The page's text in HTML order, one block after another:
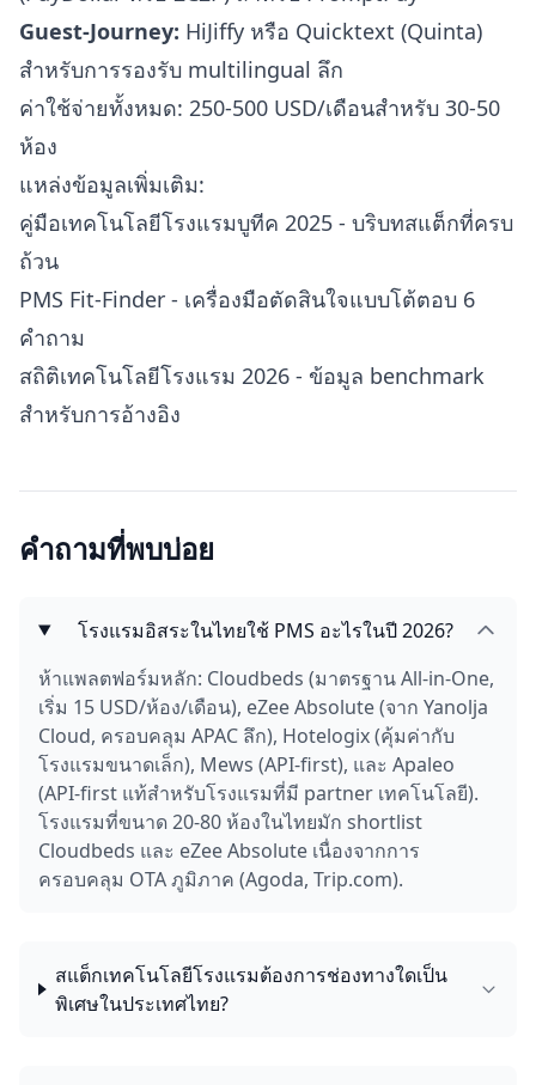
Guest-Journey: HiJiffy หรือ Quicktext (Quinta)
สำหรับการรองรับ multilingual ลึก
ค่าใช้จ่ายทั้งหมด: 250-500 USD/เดือนสำหรับ 30-50
ห้อง
แหล่งข้อมูลเพิ่มเติม:
คู่มือเทคโนโลยีโรงแรมบูทีค 2025 - บริบทสแต็กที่ครบ
ถ้วน
PMS Fit-Finder - เครื่องมือตัดสินใจแบบโต้ตอบ 6
คำถาม
สถิติเทคโนโลยีโรงแรม 2026 - ข้อมูล benchmark
สำหรับการอ้างอิง
คำถามที่พบบ่อย
โรงแรมอิสระในไทยใช้ PMS อะไรในปี 2026?
ห้าแพลตฟอร์มหลัก: Cloudbeds (มาตรฐาน All-in-One,
เริ่ม 15 USD/ห้อง/เดือน), eZee Absolute (จาก Yanolja
Cloud, ครอบคลุม APAC ลึก), Hotelogix (คุ้มค่ากับ
โรงแรมขนาดเล็ก), Mews (API-first), และ Apaleo
(API-first แท้สำหรับโรงแรมที่มี partner เทคโนโลยี).
โรงแรมที่ขนาด 20-80 ห้องในไทยมัก shortlist
Cloudbeds และ eZee Absolute เนื่องจากการ
ครอบคลุม OTA ภูมิภาค (Agoda, Trip.com).
สแต็กเทคโนโลยีโรงแรมต้องการช่องทางใดเป็น
พิเศษในประเทศไทย?